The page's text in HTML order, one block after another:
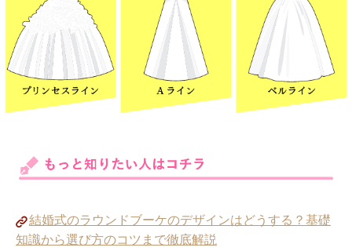
結婚式のラウンドブーケのデザインはどうする？基礎
知識から選び方のコツまで徹底解説